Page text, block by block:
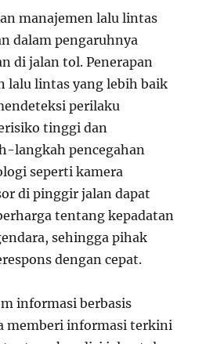
manajemen lalu lintas
dalam pengaruhnya
di jalan tol. Penerapan
lalu lintas yang lebih baik
perilaku
tinggi dan
langkah pencegahan
seperti kamera
di pinggir jalan dapat
tentang kepadatan
sehingga pihak
dengan cepat.
informasi berbasis
memberi informasi terkini